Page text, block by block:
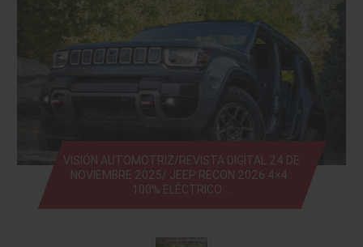
VISIÓN AUTOMOTRIZ/REVISTA DIGITAL 24 DE
NOVIEMBRE 2025/ JEEP RECON 2026 4×4 :
100% ELÉCTRICO …